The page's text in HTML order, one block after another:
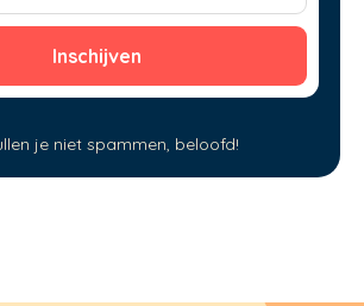
je niet spammen, beloofd!